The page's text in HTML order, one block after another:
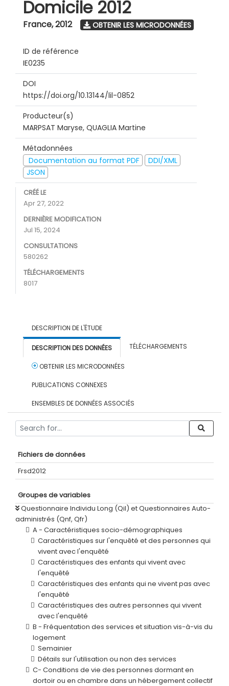
Domicile 2012
France,2012 OBTENIR LES MICRODONNÉES
ID de référence
IE0235
DOI
https://doi.org/10.13144/lil-0852
Producteur(s)
MARPSAT Maryse, QUAGLIA Martine
Métadonnées
Documentation au format PDF
DDI/XML
JSON
CRÉÉ LE
Apr 27, 2022
DERNIÈRE MODIFICATION
Jul 15, 2024
CONSULTATIONS
580262
TÉLÉCHARGEMENTS
8017
DESCRIPTION DE L'ÉTUDE
DESCRIPTION DES DONNÉES TÉLÉCHARGEMENTS
OBTENIR LES MICRODONNÉES
PUBLICATIONS CONNEXES
ENSEMBLES DE DONNÉES ASSOCIÉS
Fichiers de données
Frsd2012
Groupes de variables
Questionnaire Individu Long (Qil) et Questionnaires Auto-
administrés (Qnf, Qfr)
A - Caractéristiques socio-démographiques
Caractéristiques sur l'enquêté et des personnes qui
vivent avec l'enquêté
Caractéristiques des enfants qui vivent avec
l'enquêté
Caractéristiques des enfants qui ne vivent pas avec
l'enquêté
Caractéristiques des autres personnes qui vivent
avec l'enquêté
B - Fréquentation des services et situation vis-à-vis du
logement
Semainier
Détails sur l'utilisation ou non des services
C- Conditions de vie des personnes dormant en
dortoir ou en chambre dans un hébergement collectif